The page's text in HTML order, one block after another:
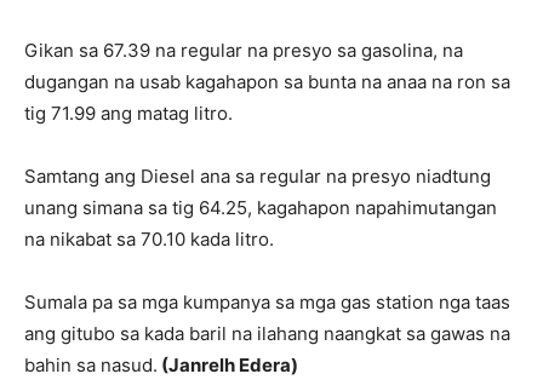
Gikan sa 67.39 na regular na presyo sa gasolina, na
dugangan na usab kagahapon sa bunta na anaa na ron sa
tig 71.99 ang matag litro.
Samtang ang Diesel ana sa regular na presyo niadtung
unang simana sa tig 64.25, kagahapon napahimutangan
na nikabat sa 70.10 kada litro.
Sumala pa sa mga kumpanya sa mga gas station nga taas
ang gitubo sa kada baril na ilahang naangkat sa gawas na
bahin sa nasud. (Janrelh Edera)